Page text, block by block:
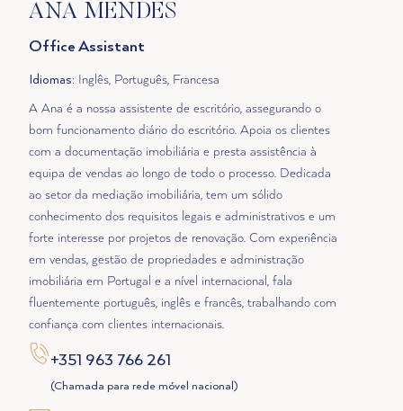
ANA MENDES
Office Assistant
Idiomas: Inglês, Português, Francesa
A Ana é a nossa assistente de escritório, assegurando o
bom funcionamento diário do escritório. Apoia os clientes
com a documentação imobiliária e presta assistência à
equipa de vendas ao longo de todo o processo. Dedicada
ao setor da mediação imobiliária, tem um sólido
conhecimento dos requisitos legais e administrativos e um
forte interesse por projetos de renovação. Com experiência
em vendas, gestão de propriedades e administração
imobiliária em Portugal e a nível internacional, fala
fluentemente português, inglês e francês, trabalhando com
confiança com clientes internacionais.
+351 963 766 261
(Chamada para rede móvel nacional)